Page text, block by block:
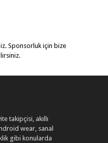
Sponsorluk için bize
takipçisi, akıllı
wear, sanal
gibi konularda